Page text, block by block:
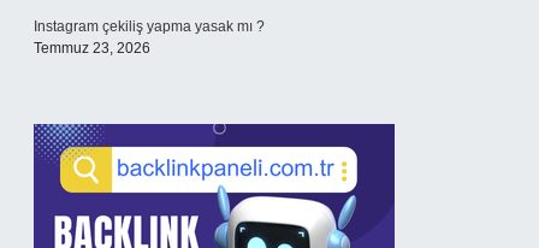
Instagram çekiliş yapma yasak mı ?
Temmuz 23, 2026